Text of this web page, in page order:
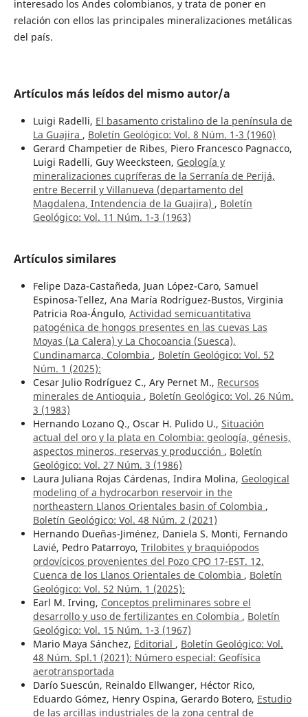
interesado los Andes colombianos, y trata de poner en
relación con ellos las principales mineralizaciones metálicas
del país.
Artículos más leídos del mismo autor/a
Luigi Radelli, El basamento cristalino de la península de
La Guajira , Boletín Geológico: Vol. 8 Núm. 1-3 (1960)
Gerard Champetier de Ribes, Piero Francesco Pagnacco,
Luigi Radelli, Guy Weecksteen, Geología y
mineralizaciones cupríferas de la Serranía de Perijá,
entre Becerril y Villanueva (departamento del
Magdalena, Intendencia de la Guajira) , Boletín
Geológico: Vol. 11 Núm. 1-3 (1963)
Artículos similares
Felipe Daza-Castañeda, Juan López-Caro, Samuel
Espinosa-Tellez, Ana María Rodríguez-Bustos, Virginia
Patricia Roa-Ángulo, Actividad semicuantitativa
patogénica de hongos presentes en las cuevas Las
Moyas (La Calera) y La Chocoancia (Suesca),
Cundinamarca, Colombia , Boletín Geológico: Vol. 52
Núm. 1 (2025):
Cesar Julio Rodríguez C., Ary Pernet M., Recursos
minerales de Antioquia , Boletín Geológico: Vol. 26 Núm.
3 (1983)
Hernando Lozano Q., Oscar H. Pulido U., Situación
actual del oro y la plata en Colombia: geología, génesis,
aspectos mineros, reservas y producción , Boletín
Geológico: Vol. 27 Núm. 3 (1986)
Laura Juliana Rojas Cárdenas, Indira Molina, Geological
modeling of a hydrocarbon reservoir in the
northeastern Llanos Orientales basin of Colombia ,
Boletín Geológico: Vol. 48 Núm. 2 (2021)
Hernando Dueñas-Jiménez, Daniela S. Monti, Fernando
Lavié, Pedro Patarroyo, Trilobites y braquiópodos
ordovícicos provenientes del Pozo CPO 17-EST. 12,
Cuenca de los Llanos Orientales de Colombia , Boletín
Geológico: Vol. 52 Núm. 1 (2025):
Earl M. Irving, Conceptos preliminares sobre el
desarrollo y uso de fertilizantes en Colombia , Boletín
Geológico: Vol. 15 Núm. 1-3 (1967)
Mario Maya Sánchez, Editorial , Boletín Geológico: Vol.
48 Núm. Spl.1 (2021): Número especial: Geofísica
aerotransportada
Darío Suescún, Reinaldo Ellwanger, Héctor Rico,
Eduardo Gómez, Henry Ospina, Gerardo Botero, Estudio
de las arcillas industriales de la zona central de